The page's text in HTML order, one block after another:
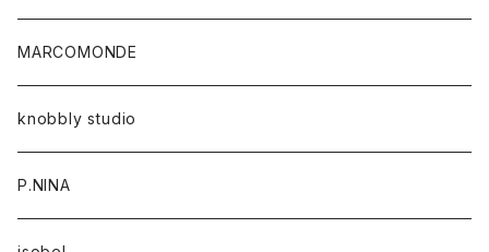
MARCOMONDE
knobbly studio
P.NINA